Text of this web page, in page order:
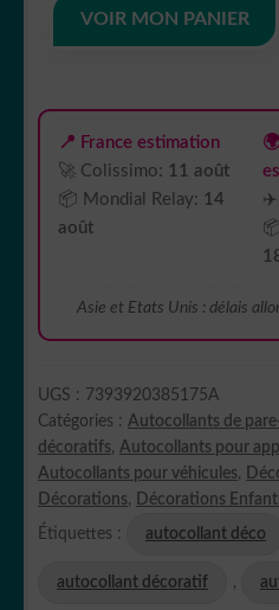
couleur
choix
mon
ami
Totoro
VOIR MON PANIER
📍 France estimation
🚀 Colissimo: 11 août
📦 Mondial Relay: 14
août
✈️
Asie et Etats Unis : délais
UGS : 7393920385175A
Catégories : Autocollants de
décoratifs, Autocollants pour
Autocollants pour véhicules,
Décorations, Décorations
Étiquettes : autocollant déco
autocollant décoratif ,